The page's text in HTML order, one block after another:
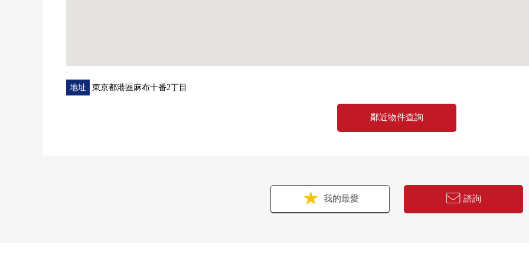
地址 東京都港區麻布十番2丁目
鄰近物件查詢
我的最愛 諮詢